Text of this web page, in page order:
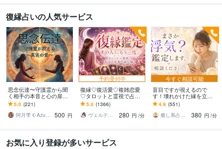
復縁占いの人気サービス
思念伝達〜守護霊から聞
く相手の本音と心の扉開
きます 【人気サービス】
お相手様の守護霊と対話
しあなたを導きます
5.0 (221)
阿月雫 ☪︎Azuki☪︎
500 円
予約受付中
復縁♡復活愛♡複雑恋愛
♡タロットと霊視で占い
ます お相手の深層心理を
読み解き、望む未来への
最短ルートを導きます
5.0 (1366)
ヴェルティーナ
280 円 /分
今すぐ相談可能
盲目ですが視えるので
す！壊れかけた縁を立て
直します あなたのご縁は
まだ終わりません！再び
つながる道をお伝えしま
4.9 (551)
癒し系占い師 まるタロー
380 円 /分
お気に入り登録が多いサービス